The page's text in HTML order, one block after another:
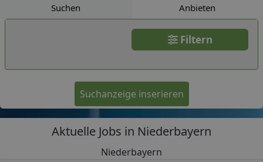
Suchen Anbieten
Filtern
Suchanzeige inserieren
Aktuelle Jobs in Niederbayern
Niederbayern